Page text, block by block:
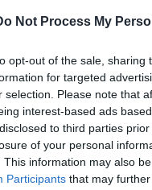
Not Process My
opt-out of the sale,
for targeted
selection. Please note that
interest-based ads
to third parties
of your personal
This information may also
Participants that may
θα βρεθεί σε
το μέγεθος
στο οποίο θα
και αποτελεί το